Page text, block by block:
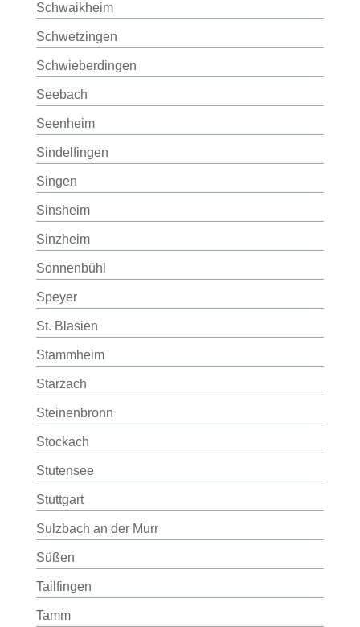
Schwaikheim
Schwetzingen
Schwieberdingen
Seebach
Seenheim
Sindelfingen
Singen
Sinsheim
Sinzheim
Sonnenbühl
Speyer
St. Blasien
Stammheim
Starzach
Steinenbronn
Stockach
Stutensee
Stuttgart
Sulzbach an der Murr
Süßen
Tailfingen
Tamm